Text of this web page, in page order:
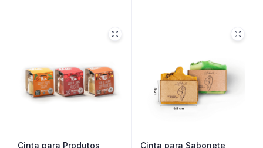
Cinta para Produtos
Cinta para Sabonete